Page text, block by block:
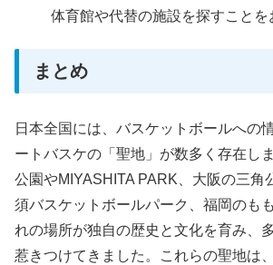
体育館や代替の施設を探すことを
まとめ
日本全国には、バスケットボールへの
ートバスケの「聖地」が数多く存在し
公園やMIYASHITA PARK、大阪の三角
須バスケットボールパーク、福岡のも
れの場所が独自の歴史と文化を育み、
惹きつけてきました。これらの聖地は